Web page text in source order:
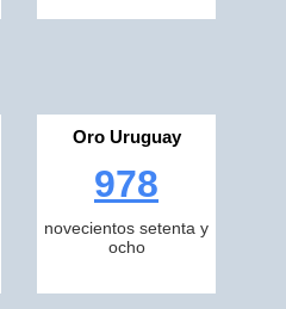
Oro Uruguay
978
novecientos setenta y
ocho